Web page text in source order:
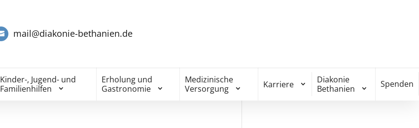
mail@diakonie-bethanien.de
Kinder-, Jugend- und
Familienhilfen
Erholung und
Gastronomie
Medizinische
Versorgung
Karriere
Diakonie
Bethanien
Spenden